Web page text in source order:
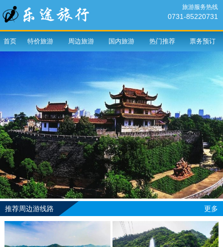
旅游服务热线
0731-85220731
首页 特价旅游 周边旅游 国内旅游 热门推荐 票务预订
推荐周边游线路 更多